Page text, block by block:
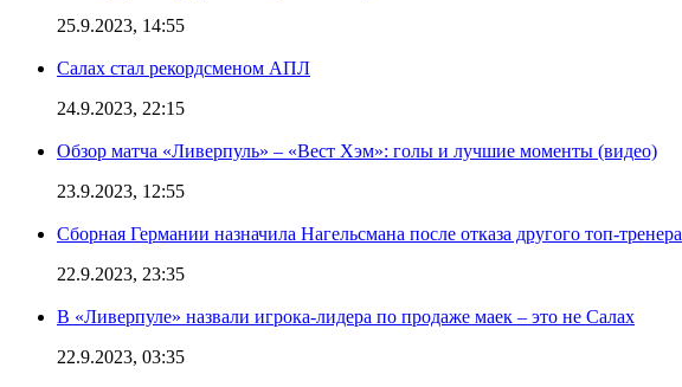
25.9.2023, 14:55
Салах стал рекордсменом АПЛ
24.9.2023, 22:15
Обзор матча «Ливерпуль» – «Вест Хэм»: голы и лучшие моменты (видео)
23.9.2023, 12:55
Сборная Германии назначила Нагельсмана после отказа другого топ-тренера
22.9.2023, 23:35
В «Ливерпуле» назвали игрока-лидера по продаже маек – это не Салах
22.9.2023, 03:35